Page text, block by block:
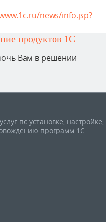
news/info.jsp?
продуктов 1C
Вам в решении
по установке, настройке,
программ 1С.